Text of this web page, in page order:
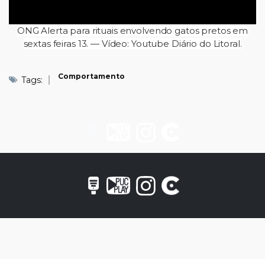
ONG Alerta para rituais envolvendo gatos pretos em
sextas feiras 13. — Vídeo: Youtube Diário do Litoral.
Tags: Comportamento